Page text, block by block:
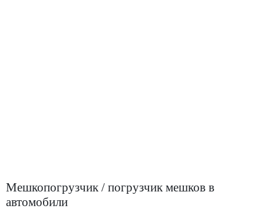
Мешкопогрузчик / погрузчик мешков в
автомобили